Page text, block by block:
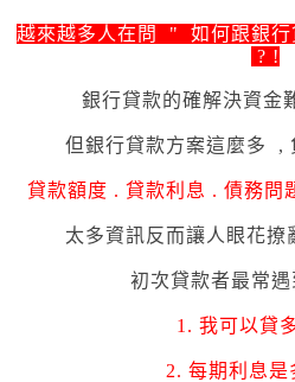
越來越多人在問 " 如何跟銀行
? !
銀行貸款的確解決資金
但銀行貸款方案這麼多 ,
貸款額度 . 貸款利息 . 債務問
太多資訊反而讓人眼花撩
初次貸款者最常
1. 我可以貸
2. 每期利息是